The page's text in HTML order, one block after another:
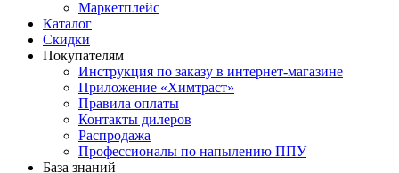
Маркетплейс
Каталог
Скидки
Покупателям
Инструкция по заказу в интернет-магазине
Приложение «Химтраст»
Правила оплаты
Контакты дилеров
Распродажа
Профессионалы по напылению ППУ
База знаний